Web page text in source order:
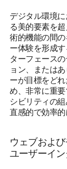
デジタル環境
る美的要素を
術的機能の間
ー体験を形成
ターフェース
ョン、または
ーが目標をど
め、非常に重
シビリティの
直感的で効率
ウェブおよ
ユーザーイ